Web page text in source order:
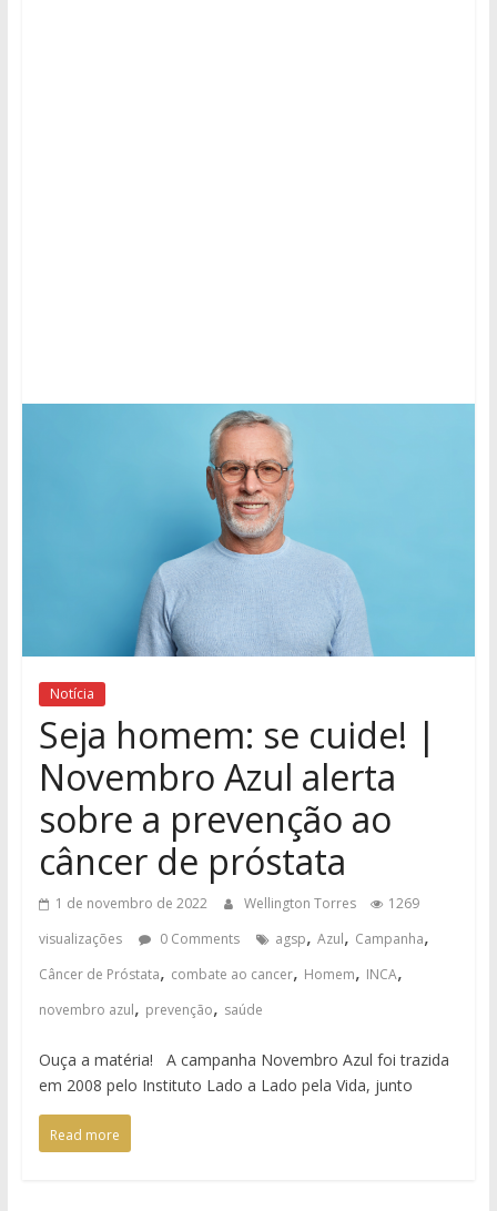
Notícia
Seja homem: se cuide! |
Novembro Azul alerta
sobre a prevenção ao
câncer de próstata
1 de novembro de 2022 Wellington Torres
1269
visualizações
0 Comments agsp, Azul, Campanha,
Câncer de Próstata, combate ao cancer, Homem, INCA,
novembro azul, prevenção, saúde
Ouça a matéria! A campanha Novembro Azul foi trazida
em 2008 pelo Instituto Lado a Lado pela Vida, junto
Read more